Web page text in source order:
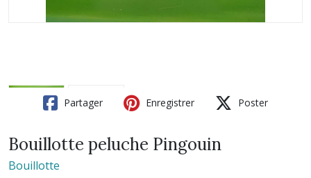
Partager Enregistrer Poster
Bouillotte peluche Pingouin
Bouillotte